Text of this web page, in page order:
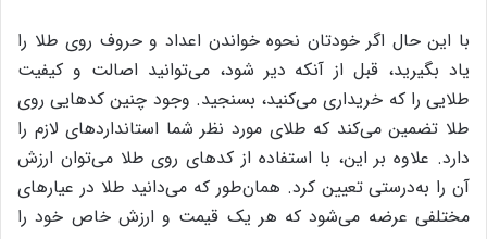
با این حال اگر خودتان نحوه خواندن اعداد و حروف روی طلا را
یاد بگیرید، قبل از آنکه دیر شود، می‌توانید اصالت و کیفیت
طلایی را که خریداری می‌کنید، بسنجید. وجود چنین کدهایی روی
طلا تضمین می‌کند که طلای مورد نظر شما استانداردهای لازم را
دارد. علاوه بر این، با استفاده از کدهای روی طلا می‌توان ارزش
آن را به‌درستی تعیین کرد. همان‌طور که می‌دانید طلا در عیارهای
مختلفی عرضه می‌شود که هر یک قیمت و ارزش خاص خود را